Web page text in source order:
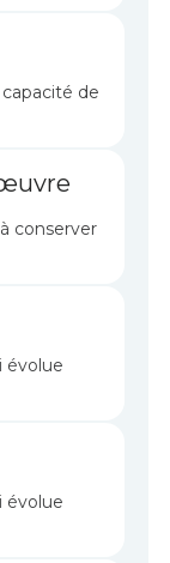
de
conserver
évolue
évolue